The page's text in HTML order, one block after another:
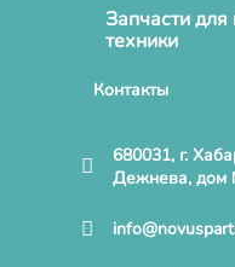
Запчасти
техники
Контакты
680031, г.
Дежнева,